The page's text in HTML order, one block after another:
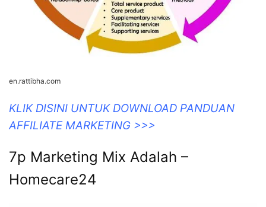
en.rattibha.com
KLIK DISINI UNTUK DOWNLOAD PANDUAN
AFFILIATE MARKETING >>>
7p Marketing Mix Adalah –
Homecare24